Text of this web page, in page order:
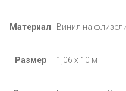
Материал Винил на
Размер 1,06 х 10 м